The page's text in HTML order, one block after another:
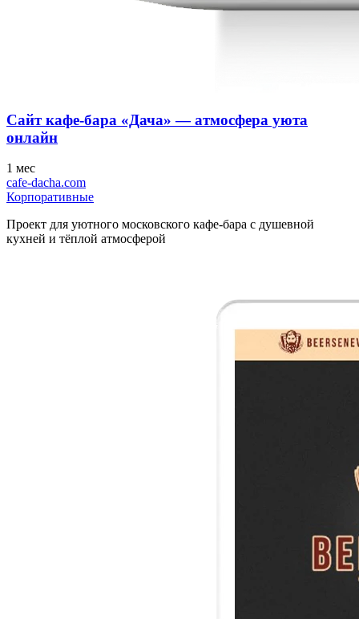
Сайт кафе-бара «Дача» — атмосфера уюта
онлайн
1 мес
cafe-dacha.com
Корпоративные
Проект для уютного московского кафе-бара с душевной
кухней и тёплой атмосферой